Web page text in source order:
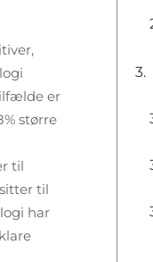
er
større
til
til
har